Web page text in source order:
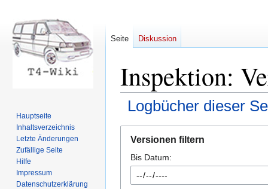
Inspektion:
Logbücher dieser
Navigation
springen
Suche
springen
Versionen filtern
Bis Datum:
Seite Diskussion
Hauptseite
Inhaltsverzeichnis
Letzte Änderungen
Zufällige Seite
Hilfe
Impressum
Datenschutzerklärung